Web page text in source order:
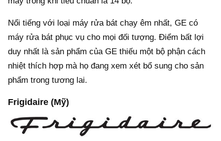
Nổi tiếng với loại máy rửa bát chạy êm nhất, GE có
máy rửa bát phục vụ cho mọi đối tượng. Điểm bất lợi
duy nhất là sản phẩm của GE thiếu một bộ phận cách
nhiệt thích hợp mà họ đang xem xét bổ sung cho sản
phẩm trong tương lai.
Frigidaire (Mỹ)